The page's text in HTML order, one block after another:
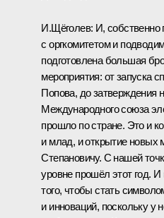
И.Щёголев: И, собственно
с оргкомитетом и
подготовлена большая
мероприятия: от запуска
Попова, до затверждения
Международного союза
прошло по стране. Это и
и млад, и открытие новых
Степановичу. С нашей
уровне прошёл этот год.
того, чтобы стать
и инноваций, поскольку у